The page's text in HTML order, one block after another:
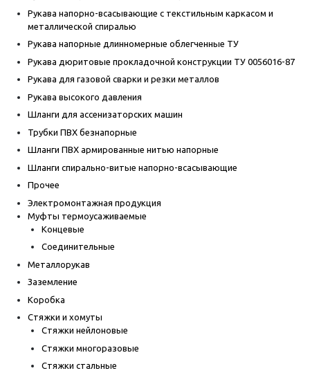
Рукава напорно-всасывающие с текстильным каркасом и
металлической спиралью
Рукава напорные длинномерные облегченные ТУ
Рукава дюритовые прокладочной конструкции ТУ 0056016-87
Рукава для газовой сварки и резки металлов
Рукава высокого давления
Шланги для ассенизаторских машин
Трубки ПВХ безнапорные
Шланги ПВХ армированные нитью напорные
Шланги спирально-витые напорно-всасывающие
Прочее
Электромонтажная продукция
Муфты термоусаживаемые
Концевые
Соединительные
Металлорукав
Заземление
Коробка
Стяжки и хомуты
Стяжки нейлоновые
Стяжки многоразовые
Стяжки стальные